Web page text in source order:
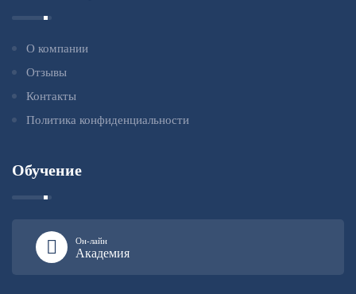
О компании
Отзывы
Контакты
Политика конфиденциальности
Обучение
Он-лайн
Академия